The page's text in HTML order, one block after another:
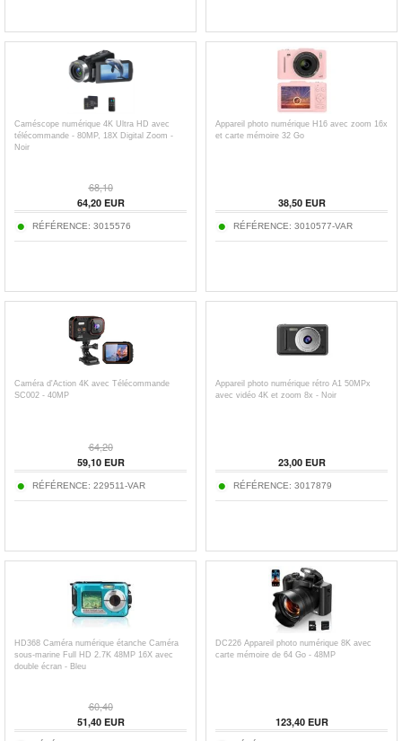
Caméscope numérique 4K Ultra HD avec
télécommande - 80MP, 18X Digital Zoom -
Noir
68,10
64,20EUR
RÉFÉRENCE: 3015576
Appareil photo numérique H16 avec zoom 16x
et carte mémoire 32 Go
38,50EUR
RÉFÉRENCE: 3010577-VAR
Caméra d'Action 4K avec Télécommande
SC002 - 40MP
64,20
59,10EUR
RÉFÉRENCE: 229511-VAR
Appareil photo numérique rétro A1 50MPx
avec vidéo 4K et zoom 8x - Noir
23,00EUR
RÉFÉRENCE: 3017879
HD368 Caméra numérique étanche Caméra
sous-marine Full HD 2.7K 48MP 16X avec
double écran - Bleu
60,40
51,40EUR
DC226 Appareil photo numérique 8K avec
carte mémoire de 64 Go - 48MP
123,40EUR